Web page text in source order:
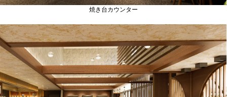
焼き台カウンター